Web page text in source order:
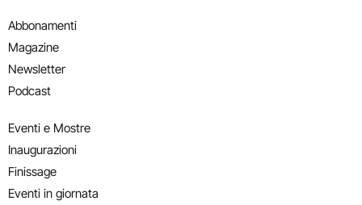
Abbonamenti
Magazine
Newsletter
Podcast
Eventi e Mostre
Inaugurazioni
Finissage
Eventi in giornata